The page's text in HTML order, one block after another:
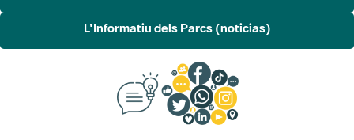
L'Informatiu dels Parcs (noticias)